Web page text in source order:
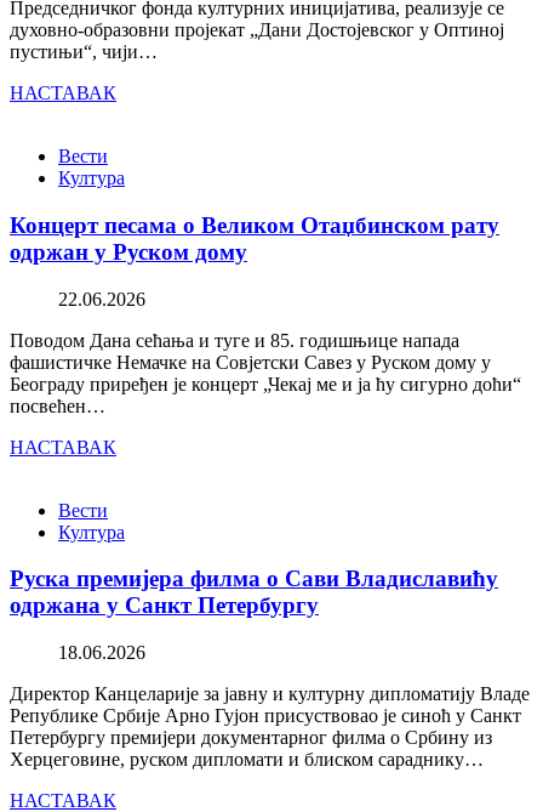
Председничког фонда културних иницијатива, реализује се
духовно-образовни пројекат „Дани Достојевског у Оптиној
пустињи“, чији…
НАСТАВАК
Вести
Култура
Концерт песама о Великом Отаџбинском рату
одржан у Руском дому
22.06.2026
Поводом Дана сећања и туге и 85. годишњице напада
фашистичке Немачке на Совјетски Савез у Руском дому у
Београду приређен је концерт „Чекај ме и ја ћу сигурно доћи“
посвећен…
НАСТАВАК
Вести
Култура
Руска премијера филма о Сави Владиславићу
одржана у Санкт Петербургу
18.06.2026
Директор Канцеларије за јавну и културну дипломатију Владе
Републике Србије Арно Гујон присуствовао је синоћ у Санкт
Петербургу премијери документарног филма о Србину из
Херцеговине, руском дипломати и блиском сараднику…
НАСТАВАК